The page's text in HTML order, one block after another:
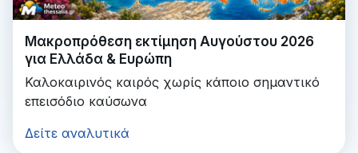
Μακροπρόθεση εκτίμηση Αυγούστου 2026
για Ελλάδα & Ευρώπη
Καλοκαιρινός καιρός χωρίς κάποιο σημαντικό
επεισόδιο καύσωνα
Δείτε αναλυτικά